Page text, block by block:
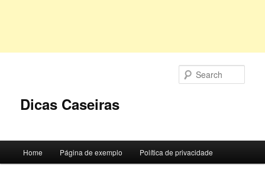
Dicas Caseiras
Home Página de exemplo Política de privacidade